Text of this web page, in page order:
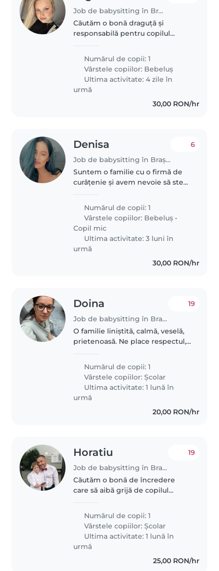
Job de babysitting în Brașov
Căutăm o bonă draguță și
responsabilă pentru copilul
inteligent, jucăuș și amuzant. Ne-
ar plăcea ca bonă să fie
confortabilă cu animalele de
companie și să..
Numărul de copii: 1
Vârstele copiilor: Bebeluș
Ultima activitate: 4 zile în
urmă
30,00 RON/hr
Denisa
Job de babysitting în Brașov
6
Suntem o familie cu o firmă de
curățenie și avem nevoie să stea
Numărul de copii: 1
Vârstele copiilor: Bebeluș •
Copil mic
Ultima activitate: 3 luni în
urmă
30,00 RON/hr
Doina
Job de babysitting în Brașov
19
O familie liniștită, calmă, veselă,
prietenoasă. Ne place respectul,
Numărul de copii: 1
Vârstele copiilor:Școlar
Ultima activitate: 1 lună în
urmă
20,00 RON/hr
Horatiu
Job de babysitting în Brașov
19
Căutăm o bonă de încredere
care să aibă grijă de copilul
la temele pentru acasă și să îl
observe în timpul jocului și..
Numărul de copii: 1
Vârstele copiilor:Școlar
Ultima activitate: 1 lună în
urmă
25,00 RON/hr